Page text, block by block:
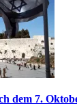
dem 7.